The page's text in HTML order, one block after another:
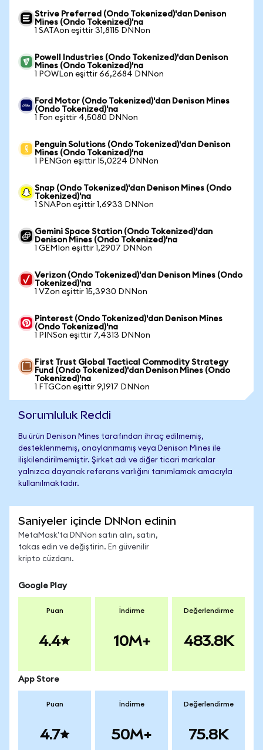
Strive Preferred (Ondo Tokenized)'dan Denison
Mines (Ondo Tokenized)'na
1 SATAon eşittir 31,8115 DNNon
Powell Industries (Ondo Tokenized)'dan Denison
Mines (Ondo Tokenized)'na
1 POWLon eşittir 66,2684 DNNon
Ford Motor (Ondo Tokenized)'dan Denison Mines
(Ondo Tokenized)'na
1 Fon eşittir 4,5080 DNNon
Penguin Solutions (Ondo Tokenized)'dan Denison
Mines (Ondo Tokenized)'na
1 PENGon eşittir 15,0224 DNNon
Snap (Ondo Tokenized)'dan Denison Mines (Ondo
Tokenized)'na
1 SNAPon eşittir 1,6933 DNNon
Gemini Space Station (Ondo Tokenized)'dan
Denison Mines (Ondo Tokenized)'na
1 GEMIon eşittir 1,2907 DNNon
Verizon (Ondo Tokenized)'dan Denison Mines (Ondo
Tokenized)'na
1 VZon eşittir 15,3930 DNNon
Pinterest (Ondo Tokenized)'dan Denison Mines
(Ondo Tokenized)'na
1 PINSon eşittir 7,4313 DNNon
First Trust Global Tactical Commodity Strategy
Fund (Ondo Tokenized)'dan Denison Mines (Ondo
Tokenized)'na
1 FTGCon eşittir 9,1917 DNNon
Sorumluluk Reddi
Bu ürün Denison Mines tarafından ihraç edilmemiş,
desteklenmemiş, onaylanmamış veya Denison Mines ile
ilişkilendirilmemiştir. Şirket adı ve diğer ticari markalar
yalnızca dayanak referans varlığını tanımlamak amacıyla
kullanılmaktadır.
Saniyeler içinde DNNon edinin
MetaMask'ta DNNon satın alın, satın,
takas edin ve değiştirin. En güvenilir
kripto cüzdanı.
Google Play
Puan
4.4
İndirme
10M+
Değerlendirme
483.8K
App Store
Puan
4.7
İndirme
50M+
Değerlendirme
75.8K